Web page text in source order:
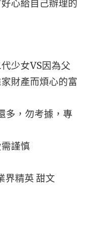
心給自己辦理的
少女VS因為父
財產而煩心的富
多，勿考據，專
謹慎
界精英 甜文